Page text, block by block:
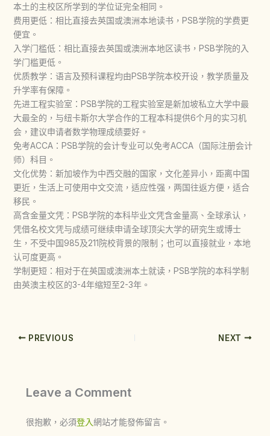
本土的主校区所学到的学位证完全相同。
费用更低：相比直接去英国或澳洲本地读书，PSB学院的学费更
便宜。
入学门槛低：相比直接去英国或澳洲本地区读书，PSB学院的入
学门槛更低。
优质教学：语言及预科课程均由PSB学院本校开设，教学质量及
升学率有保障。
先进工程实验室：PSB学院的工程实验室是新加坡私立大学中最
大最全的，与纽卡斯尔大学合作的工程本科提供6个月的实习机
会，建议申请者数学物理成绩要好。
免考ACCA：PSB学院的会计专业可以免考ACCA（国际注册会计
师）科目。
文化优势：新加坡作为中西交融的国家，文化差异小，距离中国
更近，生活上可使用中文交流，适应性强，两国往返方便，适合
移民。
高含金量文凭：PSB学院的本科毕业文凭含金量高、全球承认，
凭借名校文凭与成绩可继续申请全球顶尖大学的研究生或博士
生，不受中国985及211院校背景的限制；也可以直接就业，本地
认可度更高。
学制更短：相对于在英国或澳洲本土就读，PSB学院的本科学制
由英澳主校区的3-4年缩短至2-3年。
PREVIOUS NEXT
Leave a Comment
很抱歉，必須登入網站才能發佈留言。